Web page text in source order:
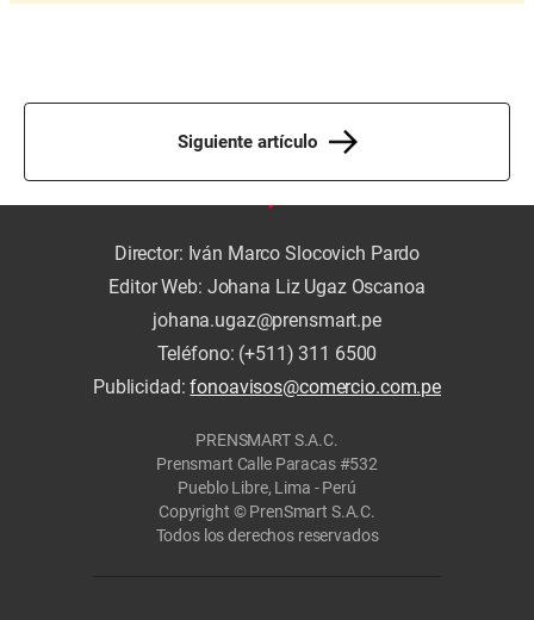
Siguiente artículo
Director: Iván Marco Slocovich Pardo
Editor Web: Johana Liz Ugaz Oscanoa
johana.ugaz@prensmart.pe
Teléfono: (+511) 311 6500
Publicidad:fonoavisos@comercio.com.pe
PRENSMART S.A.C.
Prensmart Calle Paracas #532
Pueblo Libre, Lima - Perú
Copyright © PrenSmart S.A.C.
Todos los derechos reservados